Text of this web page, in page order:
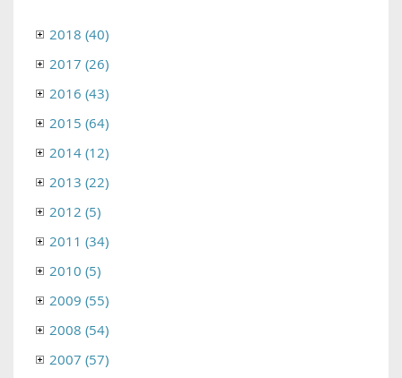
2018 (40)
2017 (26)
2016 (43)
2015 (64)
2014 (12)
2013 (22)
2012 (5)
2011 (34)
2010 (5)
2009 (55)
2008 (54)
2007 (57)